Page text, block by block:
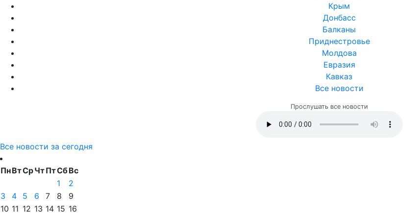
Крым
Донбасс
Балканы
Приднестровье
Молдова
Евразия
Кавказ
Все новости
Прослушать все новости
Все новости за сегодня
ПнВтСрЧтПтСбВс
1
2
3
4 5 6 7 8
9
10 11 12 13 14 15 16